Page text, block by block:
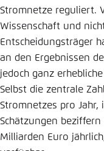
Stromnetze reguliert.
Wissenschaft und
Entscheidungsträger
an den Ergebnissen
jedoch ganz
Selbst die zentrale
Stromnetzes pro Jahr,
Schätzungen
Milliarden Euro
AbbrechenAutomatisch
speichern